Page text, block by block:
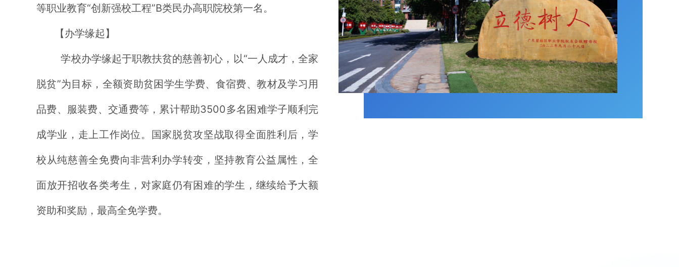
等职业教育“创新强校工程”B类民办高职院校第一名。
【办学缘起】
学校办学缘起于职教扶贫的慈善初心，以“一人成才，全家
脱贫”为目标，全额资助贫困学生学费、食宿费、教材及学习用
品费、服装费、交通费等，累计帮助3500多名困难学子顺利完
成学业，走上工作岗位。国家脱贫攻坚战取得全面胜利后，学
校从纯慈善全免费向非营利办学转变，坚持教育公益属性，全
面放开招收各类考生，对家庭仍有困难的学生，继续给予大额
资助和奖励，最高全免学费。